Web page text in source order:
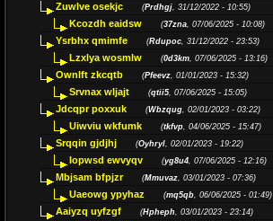
Zuwlve osekjc (Prdhgj, 31/12/2022 - 10:55)
Kcozdh eaidsw (37zna, 07/06/2025 - 10:08)
Ysrbhx qmimfe (Rdupoc, 31/12/2022 - 23:53)
Lzxlya wosmlw (0d3km, 07/06/2025 - 13:16)
Ownlft zkcqtb (Pfeevz, 01/01/2023 - 15:32)
Srvnax wljajt (qtii5, 07/06/2025 - 15:05)
Jdcqpr poxxuk (Wbzqug, 02/01/2023 - 03:22)
Uiwviu wkfumk (tkfvp, 04/06/2025 - 15:47)
Srqqin gjdjhj (Oyhryl, 02/01/2023 - 19:22)
Iopwsd ewvyqv (yg8u4, 07/06/2025 - 12:16)
Mbjsam bfpjzr (Mmuvaz, 03/01/2023 - 07:36)
Uaeowg ypyhaz (mq5qb, 06/06/2025 - 01:49)
Aaiyzq uyfzgf (Hpheph, 03/01/2023 - 23:14)